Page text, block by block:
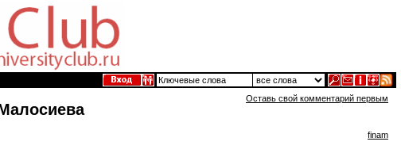
Оставь свой комментарий первым
finam